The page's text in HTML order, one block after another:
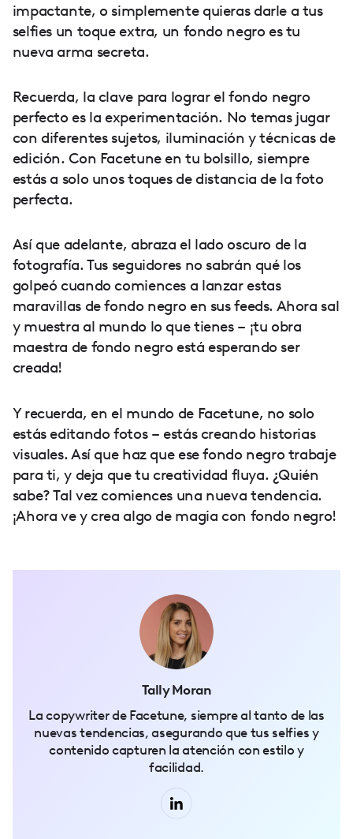
impactante, o simplemente quieras darle a tus
selfies un toque extra, un fondo negro es tu
nueva arma secreta.
Recuerda, la clave para lograr el fondo negro
perfecto es la experimentación. No temas jugar
con diferentes sujetos, iluminación y técnicas de
edición. Con Facetune en tu bolsillo, siempre
estás a solo unos toques de distancia de la foto
perfecta.
Así que adelante, abraza el lado oscuro de la
fotografía. Tus seguidores no sabrán qué los
golpeó cuando comiences a lanzar estas
maravillas de fondo negro en sus feeds. Ahora sal
y muestra al mundo lo que tienes – ¡tu obra
maestra de fondo negro está esperando ser
creada!
Y recuerda, en el mundo de Facetune, no solo
estás editando fotos – estás creando historias
visuales. Así que haz que ese fondo negro trabaje
para ti, y deja que tu creatividad fluya. ¿Quién
sabe? Tal vez comiences una nueva tendencia.
¡Ahora ve y crea algo de magia con fondo negro!
Tally Moran
La copywriter de Facetune, siempre al tanto de las
nuevas tendencias, asegurando que tus selfies y
contenido capturen la atención con estilo y
facilidad.